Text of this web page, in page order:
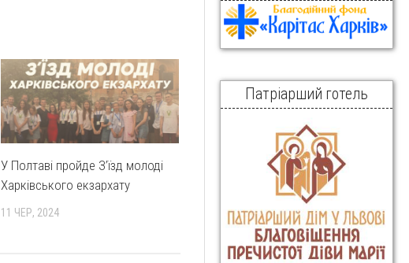
У Полтаві пройде З’їзд молоді
Харківського екзархату
11 ЧЕР, 2024
Патріарший готель